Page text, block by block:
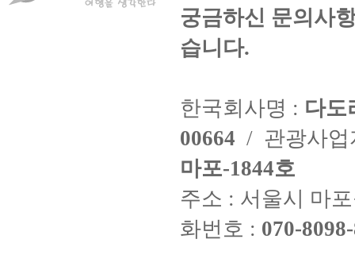
궁금하신 문의사
습니다.
한국회사명 : 다도
00664 / 관광사
마포-1844호
주소 : 서울시 마
화번호 : 070-